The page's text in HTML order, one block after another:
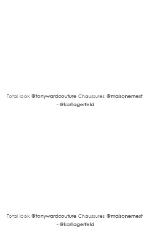
Total look @tonywardcouture Chaussures @maisonernest
- @karllagerfeld
Total look @tonywardcouture Chaussures @maisonernest
- @karllagerfeld